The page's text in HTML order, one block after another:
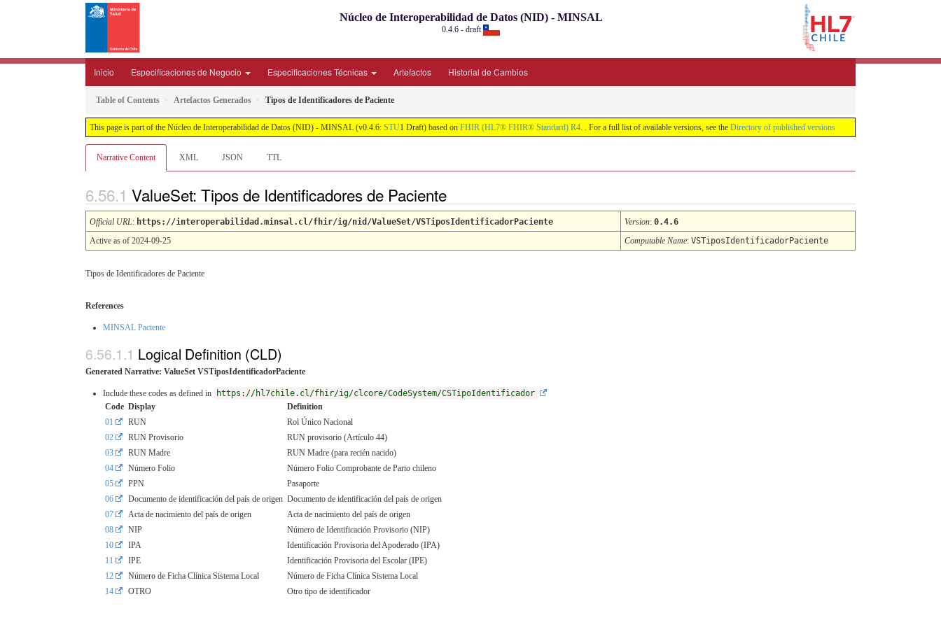
Núcleo de Interoperabilidad de Datos (NID) - MINSAL
0.4.6 - draft
Inicio Especificaciones de Negocio Especificaciones Técnicas Artefactos Historial de Cambios
Table of Contents Artefactos Generados Tipos de Identificadores de Paciente
This page is part of the Núcleo de Interoperabilidad de Datos (NID) - MINSAL (v0.4.6: STU1 Draft) based on FHIR (HL7® FHIR® Standard) R4. . For a full list of available versions, see the Directory of published versions
Narrative Content XML JSON TTL
ValueSet: Tipos de Identificadores de Paciente
Official URL: https://interoperabilidad.minsal.cl/fhir/ig/nid/ValueSet/VSTiposIdentificadorPaciente Version: 0.4.6
Active as of 2024-09-25
Computable Name: VSTiposIdentificadorPaciente
Tipos de Identificadores de Paciente
References
MINSAL Paciente
Logical Definition (CLD)
Generated Narrative: ValueSet VSTiposIdentificadorPaciente
Include these codes as defined in
https://hl7chile.cl/fhir/ig/clcore/CodeSystem/CSTipoIdentificador
Code Display
Definition
01
RUN
Rol Único Nacional
02
RUN Provisorio
RUN provisorio (Artículo 44)
03
RUN Madre
RUN Madre (para recién nacido)
04
Número Folio
Número Folio Comprobante de Parto chileno
05
PPN
Pasaporte
06
Documento de identificación del país de origen Documento de identificación del país de origen
07
Acta de nacimiento del país de origen
Acta de nacimiento del país de origen
08
NIP
Número de Identificación Provisorio (NIP)
10
IPA
Identificación Provisoria del Apoderado (IPA)
11
IPE
Identificación Provisoria del Escolar (IPE)
12
Número de Ficha Clínica Sistema Local
Número de Ficha Clínica Sistema Local
14
OTRO Otro tipo de identificador